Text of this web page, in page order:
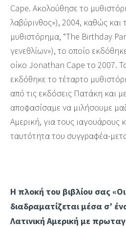
Cape. Ακολούθησε το
λαβύρινθος»), 2004, καθώς και
μυθιστόρημα, “The Birthday
γενεθλίων»), το οποίο
οίκο Jonathan Cape το 2007.
εκδόθηκε το τέταρτο
από τις εκδόσεις Πατάκη και
αποφασίσαμε να μιλήσουμε
Αμερική, για τους ιαγουάρους
ταυτότητα του συγγραφέα-
Η πλοκή του βιβλίου σας
διαδραματίζεται μέσα σ’
Λατινική Αμερική με